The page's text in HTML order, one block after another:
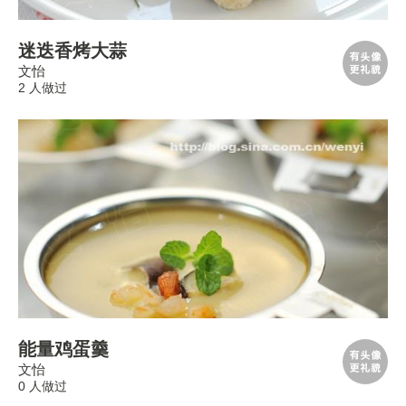
迷迭香烤大蒜
文怡
2 人做过
能量鸡蛋羹
文怡
0 人做过